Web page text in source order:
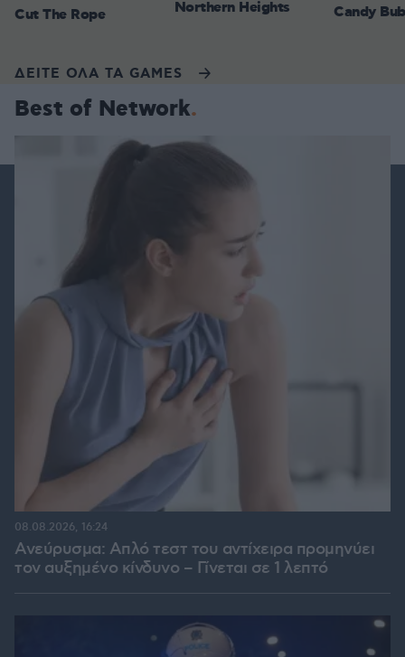
Cut The Rope Northern Heights Candy
ΔΕΙΤΕ ΟΛΑ ΤΑ GAMES
Best of Network
Ανεύρυσμα: Απλό τεστ του αντίχειρα προμηνύει
τον αυξημένο κίνδυνο – Γίνεται σε 1 λεπτό
08.08.2026, 16:24